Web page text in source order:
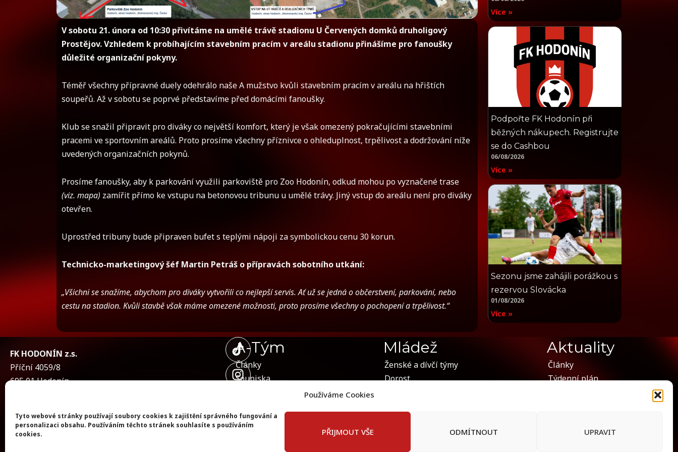
Používáme Cookies
Tyto webové stránky používají soubory cookies k zajištění správného fungování a
personalizaci obsahu. Používáním těchto stránek souhlasíte s používáním
cookies.
PŘIJMOUT VŠE ODMÍTNOUT UPRAVIT
V sobotu 21. února od 10:30 přivítáme na umělé trávě stadionu U Červených domků druholigový
Prostějov. Vzhledem k probíhajícím stavebním pracím v areálu stadionu přinášíme pro fanoušky
důležité organizační pokyny.
Téměř všechny přípravné duely odehrálo naše A mužstvo kvůli stavebním pracím v areálu na hřištích
soupeřů. Až v sobotu se poprvé představíme před domácími fanoušky.
Klub se snažil připravit pro diváky co největší komfort, který je však omezený pokračujícími stavebními
pracemi ve sportovním areálů. Proto prosíme všechny příznivce o ohleduplnost, trpělivost a dodržování níže
uvedených organizačních pokynů.
Prosíme fanoušky, aby k parkování využili parkoviště pro Zoo Hodonín, odkud mohou po vyznačené trase
(viz. mapa) zamířit přímo ke vstupu na betonovou tribunu u umělé trávy. Jiný vstup do areálu není pro diváky
otevřen.
Uprostřed tribuny bude připraven bufet s teplými nápoji za symbolickou cenu 30 korun.
Technicko-marketingový šéf Martin Petráš o přípravách sobotního utkání:
„Všichni se snažíme, abychom pro diváky vytvořili co nejlepší servis. Ať už se jedná o občerstvení, parkování, nebo
cestu na stadion. Kvůli stavbě však máme omezené možnosti, proto prosíme všechny o pochopení a trpělivost.“
Více »
Podpořte FK Hodonín při
běžných nákupech. Registrujte
se do Cashbou
06/08/2026
Více »
Sezonu jsme zahájili porážkou s
rezervou Slovácka
01/08/2026
Více »
FK HODONÍN z.s.
Příční 4059/8
695 01 Hodonín
IČ: 22676911
DIČ:CZ22676911
T
i
k
t
I
n
s
t
r
a
F
a
c
e
o
k
A-Tým
Články
Soupiska
Mládež
Ženské a dívčí týmy
Dorost
Aktuality
Články
Týdenní plán